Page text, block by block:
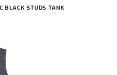
BLACK STUDS TANK